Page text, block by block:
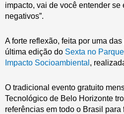
impacto, vai de você entender
negativos”.
A forte reflexão, feita por uma
última edição do Sexta no
Impacto Socioambiental ,
O tradicional evento gratuito
Tecnológico de Belo Horizonte
referências em todo o Brasil para